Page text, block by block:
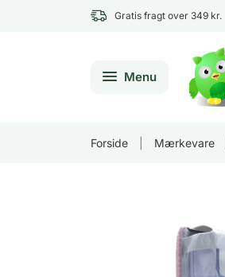
Gratis fragt over 349 kr.
Menu
Forside Mærkevare